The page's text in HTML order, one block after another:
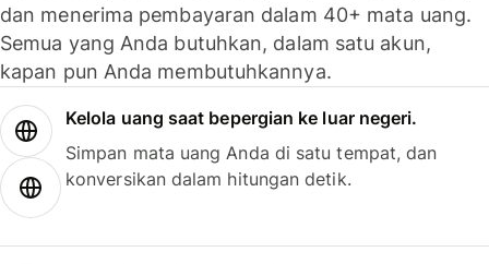
dan menerima pembayaran dalam 40+ mata uang.
Semua yang Anda butuhkan, dalam satu akun,
kapan pun Anda membutuhkannya.
Kelola uang saat bepergian ke luar negeri.
Simpan mata uang Anda di satu tempat, dan
konversikan dalam hitungan detik.